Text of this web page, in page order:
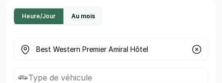
Heure/Jour Au mois
Où cherchez-vous un parking ?
Type de véhicule